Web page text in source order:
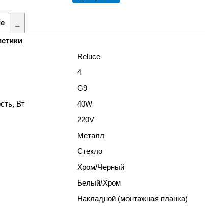
Reluce
4
G9
Вт
40W
220V
Металл
Стекло
Хром/Черный
Белый/Хром
Накладной (монтажная планка)